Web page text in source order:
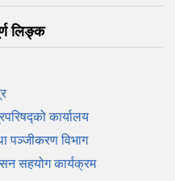
लिङ्क
कार्यालय
पञ्‍जीकरण विभाग
सहयोग कार्यक्रम